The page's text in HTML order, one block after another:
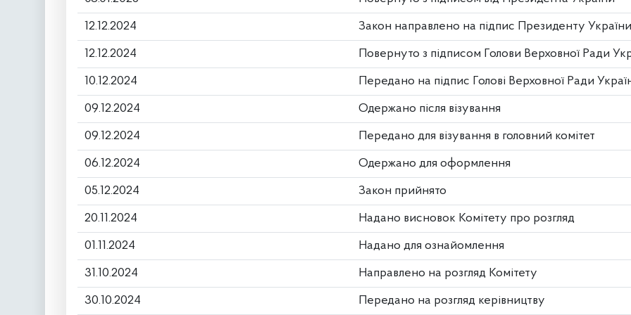
12.12.2024 Закон направлено на підпис Президенту України
12.12.2024 Повернуто з підписом Голови Верховної Ради
10.12.2024 Передано на підпис Голові Верховної Ради
09.12.2024 Одержано після візування
09.12.2024 Передано для візування в головний комітет
06.12.2024 Одержано для оформлення
05.12.2024 Закон прийнято
20.11.2024 Надано висновок Комітету про розгляд
01.11.2024 Надано для ознайомлення
31.10.2024 Направлено на розгляд Комітету
30.10.2024 Передано на розгляд керівництву